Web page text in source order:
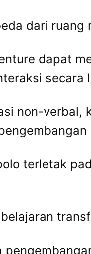
dari ruang
dapat
secara
non-verbal,
terletak